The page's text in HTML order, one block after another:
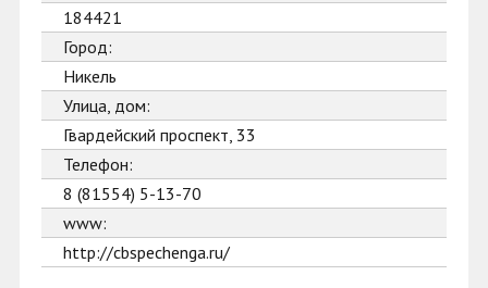
184421
Город:
Никель
Улица, дом:
Гвардейский проспект, 33
Телефон:
8 (81554) 5-13-70
www:
http://cbspechenga.ru/